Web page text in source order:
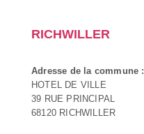
RICHWILLER
Adresse de la commune :
HOTEL DE VILLE
39 RUE PRINCIPAL
68120 RICHWILLER